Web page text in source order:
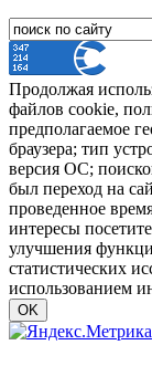
Продолжая
файлов cookie,
предполагаемое
браузера; тип
версия ОС;
был переход на
проведенное
интересы
улучшения
статистических
использованием
OK